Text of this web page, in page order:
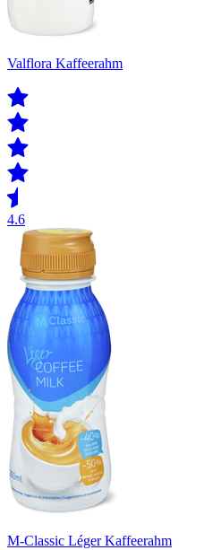
Valflora Kaffeerahm
4.6
M-Classic Léger Kaffeerahm